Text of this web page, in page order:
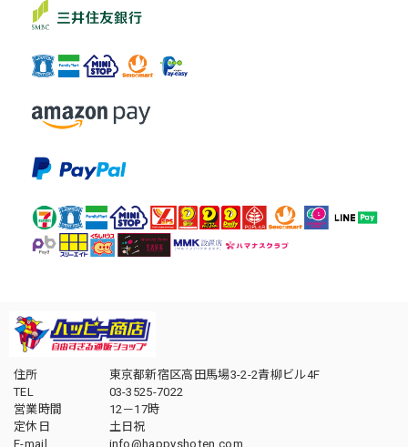
住所
東京都新宿区高田馬場3-2-2青柳ビル4F
TEL
03-3525-7022
営業時間
12－17時
定休日
土日祝
E-mail
info@happyshoten.com